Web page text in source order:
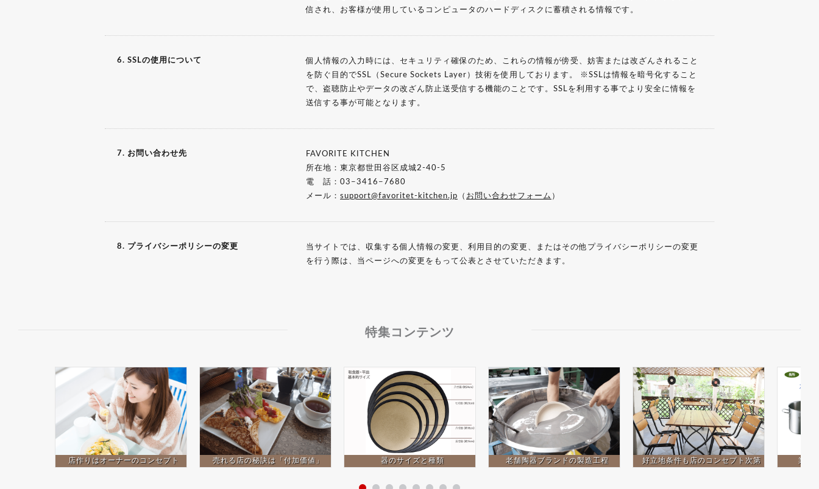
信され、お客様が使用しているコンピュータのハードディスクに蓄積される情報です。
6. SSLの使用について
個人情報の入力時には、セキュリティ確保のため、これらの情報が傍受、妨害または改ざんされること
を防ぐ目的でSSL（Secure Sockets Layer）技術を使用しております。 ※SSLは情報を暗号化すること
で、盗聴防止やデータの改ざん防止送受信する機能のことです。SSLを利用する事でより安全に情報を
送信する事が可能となります。
7. お問い合わせ先
FAVORITE KITCHEN
所在地：東京都世田谷区成城2-40-5
電 話：03−3416−7680
メール： support@favoritet-kitchen.jp （ お問い合わせフォーム ）
8. プライバシーポリシーの変更
当サイトでは、収集する個人情報の変更、利用目的の変更、またはその他プライバシーポリシーの変更
を行う際は、当ページへの変更をもって公表とさせていただきます。
特集コンテンツ
店作りはオーナーのコンセプト 売れる店の秘訣は「付加価値」 器のサイズと種類 老舗陶器ブランドの製造工程 好立地条件も店のコンセプト次第 業務